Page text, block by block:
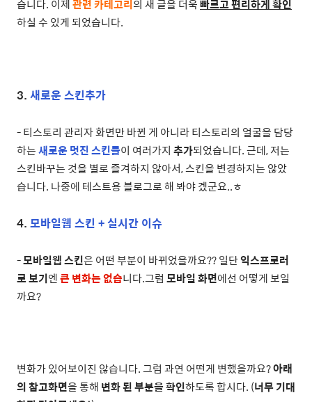
습니다. 이제관련 카테고리의 새 글을 더욱빠르고 편리하게 확인
하실 수 있게 되었습니다.
3. 새로운 스킨추가
- 티스토리 관리자 화면만 바뀐 게 아니라 티스토리의 얼굴을 담당
하는새로운 멋진 스킨들이 여러가지 추가되었습니다. 근데, 저는
스킨바꾸는 것을 별로 즐겨하지 않아서, 스킨을 변경하지는 않았
습니다. 나중에 테스트용 블로그로 해 봐야 겠군요..ㅎ
4. 모바일웹 스킨 + 실시간 이슈
-모바일웹 스킨은 어떤 부분이 바뀌었을까요?? 일단익스프로러
로 보기엔큰 변화는 없습니다.그럼 모바일 화면에선 어떻게 보일
까요?
변화가 있어보이진 않습니다. 그럼 과연 어떤게 변했을까요?아래
의 참고화면을 통해 변화 된 부분을 확인하도록 합시다. (너무 기대